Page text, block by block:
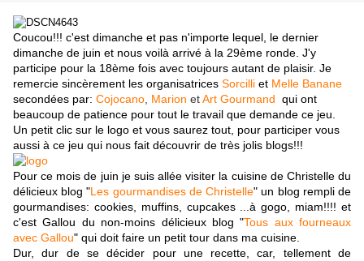
Coucou!!! c'est dimanche et pas n'importe lequel, le dernier
dimanche de juin et nous voilà arrivé à la 29ème ronde. J'y
participe pour la 18ème fois avec toujours autant de plaisir. Je
remercie sincèrement les organisatrices Sorcilli et Melle Banane
secondées par: Cojocano Marion etArt Gourmand qui ont
beaucoup de patience pour tout le travail que demande ce jeu.
Un petit clic sur le logo et vous saurez tout, pour participer vous
aussi à ce jeu qui nous fait découvrir de très jolis blogs!!!
Pour ce mois de juin je suis allée visiter la cuisine de Christelle du
délicieux blog "Les gourmandises de Christelle" un blog rempli de
gourmandises: cookies, muffins, cupcakes ...à gogo, miam!!!! et
c'est Gallou du non-moins délicieux blog "Tous aux fourneaux
avec Gallou" qui doit faire un petit tour dans ma cuisine.
Dur, dur de se décider pour une recette, car, tellement de